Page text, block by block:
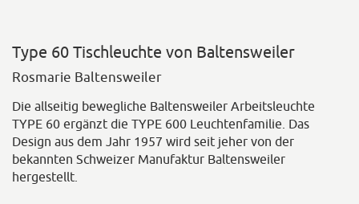
Type 60 Tischleuchte von Baltensweiler
Rosmarie Baltensweiler
Die allseitig bewegliche Baltensweiler Arbeitsleuchte
TYPE 60 ergänzt die TYPE 600 Leuchtenfamilie. Das
Design aus dem Jahr 1957 wird seit jeher von der
bekannten Schweizer Manufaktur Baltensweiler
hergestellt.